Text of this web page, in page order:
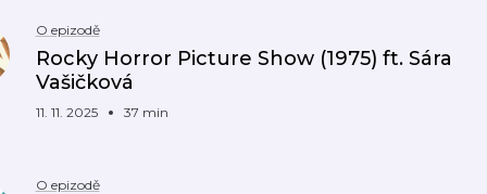
O epizodě
Rocky Horror Picture Show (1975) ft. Sára
Vašičková
11. 11. 2025 37 min
O epizodě